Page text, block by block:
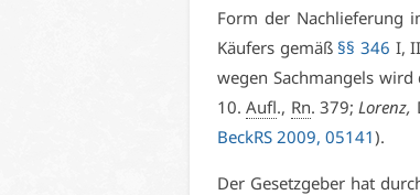
Form der Nach­lie­fe­rung
Käu­fers ge­mäß §§ 346 I,
we­gen Sach­man­gels wird
10.Aufl., Rn. 379;Lo­renz,
BeckRS 2009, 05141).
Der Ge­setz­ge­ber hat